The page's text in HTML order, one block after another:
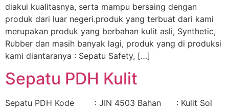
diakui kualitasnya, serta mampu bersaing dengan
produk dari luar negeri.produk yang terbuat dari kami
merupakan produk yang berbahan kulit asli, Synthetic,
Rubber dan masih banyak lagi, produk yang di produksi
kami diantaranya : Sepatu Safety, […]
Sepatu PDH Kulit
Sepatu PDH Kode : JIN 4503 Bahan : Kulit Sol